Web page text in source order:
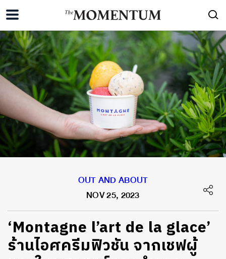
OUT AND ABOUT
NOV 25, 2023
‘Montagne l’art de la glace’
ร้านไอศครีมฟิวชัน จากเชฟผู้